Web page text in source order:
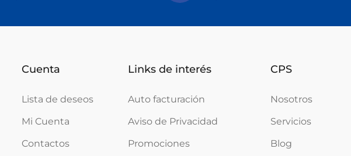
Cuenta
Lista de deseos
Mi Cuenta
Contactos
Links de interés
Auto facturación
Aviso de Privacidad
Promociones
CPS
Nosotros
Servicios
Blog